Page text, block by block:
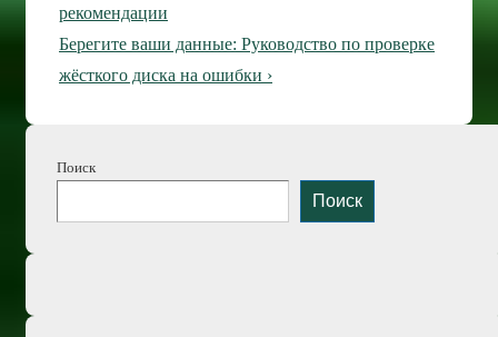
по
записям
запись
рекомендации
Следующая
запись
Берегите ваши данные: Руководство по проверке
жёсткого диска на ошибки ›
Поиск
Поиск